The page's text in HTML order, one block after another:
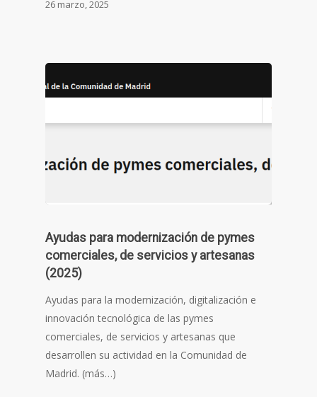
26 marzo, 2025
Ayudas para modernización de pymes
comerciales, de servicios y artesanas
(2025)
Ayudas para la modernización, digitalización e
innovación tecnológica de las pymes
comerciales, de servicios y artesanas que
desarrollen su actividad en la Comunidad de
Madrid. (más…)